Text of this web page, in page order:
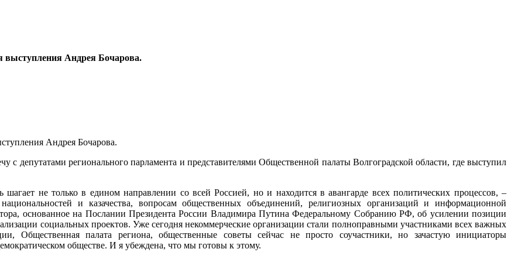
Андрея Бочарова.
Андрея Бочарова.
депутатами регионального парламента и представителями Общественной палаты Волгоградской области, где выступил
шагает не только в едином направлении со всей Россией, но и находится в авангарде всех политических процессов, –
и казачества, вопросам общественных объединений, религиозных организаций и информационной
основанное на Послании Президента России Владимира Путина Федеральному Собранию РФ, об усилении позиции
социальных проектов. Уже сегодня некоммерческие организации стали полноправными участниками всех важных
Общественная палата региона, общественные советы сейчас не просто соучастники, но зачастую инициаторы
обществе. И я убеждена, что мы готовы к этому.